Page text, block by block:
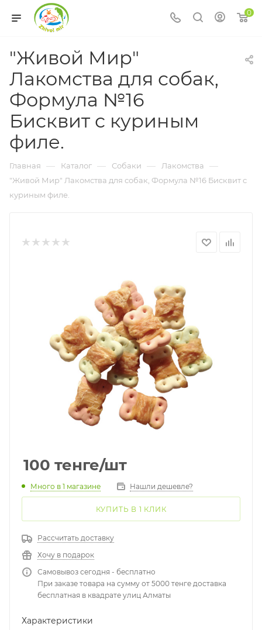
0
"Живой Мир"
Лакомства для собак,
Формула №16
Бисквит с куриным
филе.
Главная — Каталог — Собаки — Лакомства —
"Живой Мир" Лакомства для собак, Формула №16 Бисквит с
куриным филе.
100 тенге/шт
Много в 1 магазине Нашли дешевле?
КУПИТЬ В 1 КЛИК
Рассчитать доставку
Хочу в подарок
Самовывоз сегодня - бесплатно
При заказе товара на сумму от 5000 тенге доставка
бесплатная в квадрате улиц Алматы
Характеристики